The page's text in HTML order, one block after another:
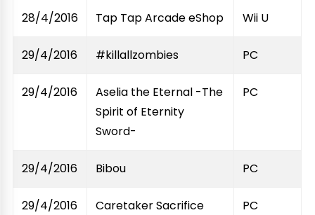
28/4/2016 Tap Tap Arcade eShop Wii U
29/4/2016 #killallzombies PC
29/4/2016
Aselia the Eternal -The
Spirit of Eternity
Sword-
PC
29/4/2016 Bibou PC
29/4/2016 Caretaker Sacrifice PC